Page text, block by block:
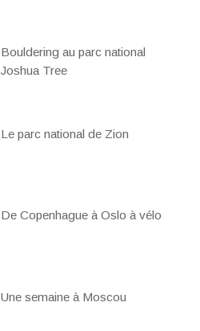
Bouldering au parc national
Joshua Tree
Le parc national de Zion
De Copenhague à Oslo à vélo
Une semaine à Moscou